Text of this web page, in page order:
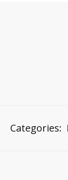
Categories: